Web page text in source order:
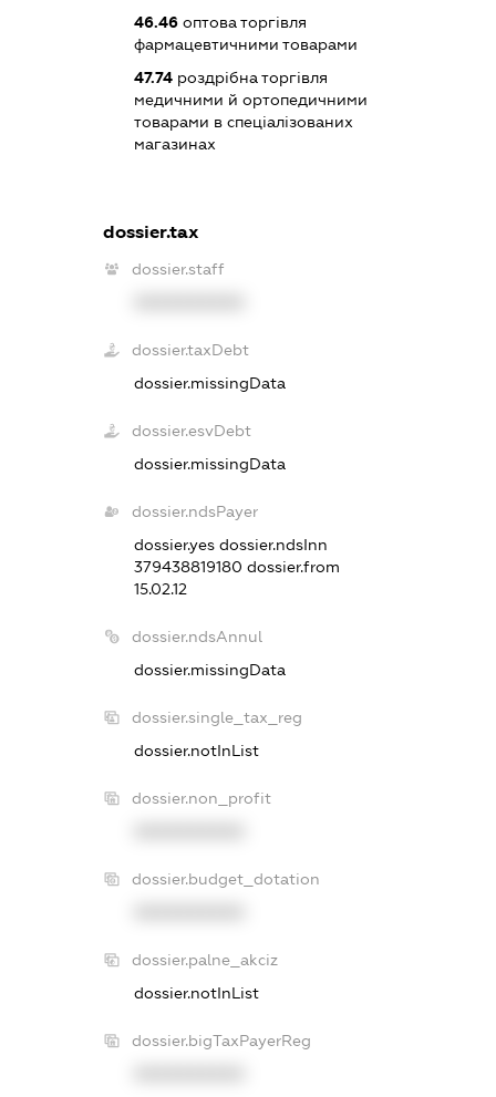
46.46 оптова торгівля
фармацевтичними товарами
47.74 роздрібна торгівля
медичними й ортопедичними
товарами в спеціалізованих
магазинах
dossier.tax
dossier.staff
dossier.taxDebt
dossier.missingData
dossier.esvDebt
dossier.missingData
dossier.ndsPayer
dossier.yesdossier.ndsInn
379438819180dossier.from
15.02.12
dossier.ndsAnnul
dossier.missingData
dossier.single_tax_reg
dossier.notInList
dossier.non_profit
dossier.budget_dotation
dossier.palne_akciz
dossier.notInList
dossier.bigTaxPayerReg